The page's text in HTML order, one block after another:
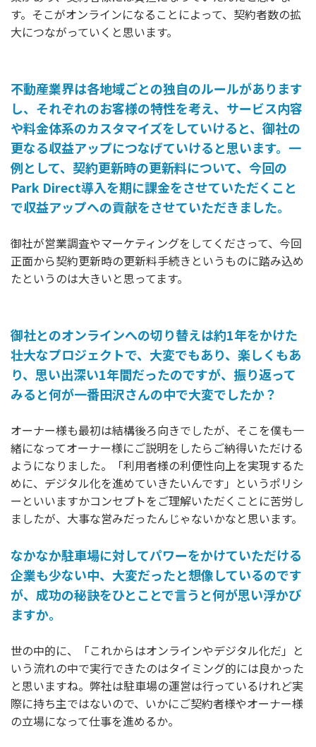
す。そこがオンラインになることによって、契約者数の拡
大につながっていくと思います。
不動産業界は各地域ごとの独自のルールがあります
し、それぞれのお客様の特性を考え、サービス内容
や料金体系のカスタマイズをしていけると、御社の
更なる収益アップにつなげていけると思います。一
例として、契約更新時の更新料について、今回の
Park Direct導入を期に課金をさせていただくこと
で収益アップへの貢献をさせていただきました。
御社が営業調査やマーケティングをしてくださって、今回
正面から契約更新時の更新料手続きというものに踏み込め
たというのは大きいと思ってます。
御社とのオンラインへの切り替えは約1年をかけた
壮大なプロジェクトで、大変でもあり、楽しくもあ
り、思い出深い1年間だったのですが、振り返って
みると何が一番田沢さんの中で大変でしたか？
オーナー様も最初は結構後ろ向きでしたが、そこを僕も一
緒になってオーナー様にご説明をしたらご納得いただける
ようになりました。「利用者様の利便性向上を実現するた
めに、デジタル化を進めていきたいんです」というポリシ
ーといいますかコンセプトをご理解いただくことに苦労し
ましたが、大事な営みだったんじゃないかなと思います。
なかなか駐車場に対してパワーをかけていただける
企業も少ない中、大変だったと想像しているのです
が、成功の秘訣をひとことで言うと何が思い浮かび
ますか。
世の中的に、「これからはオンラインやデジタル化だ」と
いう流れの中で実行できたのはタイミング的には良かった
と思いますね。弊社は駐車場の運営は行っているけれど実
際に持ち主ではないので、いかにご契約者様やオーナー様
の立場になって仕事を進めるか。